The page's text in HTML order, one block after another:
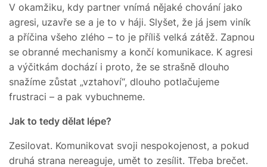
V okamžiku, kdy partner vnímá nějaké chování jako
agresi, uzavře se a je to v háji. Slyšet, že já jsem viník
a příčina všeho zlého – to je příliš velká zátěž. Zapnou
se obranné mechanismy a končí komunikace. K agresi
a výčitkám dochází i proto, že se strašně dlouho
snažíme zůstat „vztahoví“, dlouho potlačujeme
frustraci – a pak vybuchneme.
Jak to tedy dělat lépe?
Zesilovat. Komunikovat svoji nespokojenost, a pokud
druhá strana nereaguje, umět to zesílit. Třeba brečet.